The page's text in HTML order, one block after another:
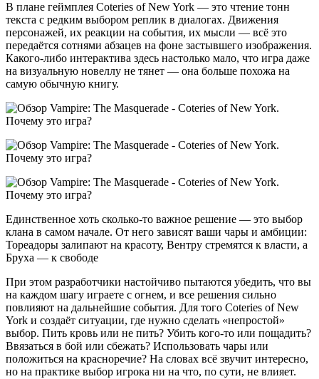
В плане геймплея Coteries of New York — это чтение тонн
текста с редким выбором реплик в диалогах. Движения
персонажей, их реакции на события, их мысли — всё это
передаётся сотнями абзацев на фоне застывшего изображения.
Какого-либо интерактива здесь настолько мало, что игра даже
на визуальную новеллу не тянет — она больше похожа на
самую обычную книгу.
Единственное хоть сколько-то важное решение — это выбор
клана в самом начале. От него зависят ваши чары и амбиции:
Тореадоры залипают на красоту, Вентру стремятся к власти, а
Бруха — к свободе
При этом разработчики настойчиво пытаются убедить, что вы
на каждом шагу играете с огнем, и все решения сильно
повлияют на дальнейшие события. Для того Coteries of New
York и создаёт ситуации, где нужно сделать «непростой»
выбор. Пить кровь или не пить? Убить кого-то или пощадить?
Ввязаться в бой или сбежать? Использовать чары или
положиться на красноречие? На словах всё звучит интересно,
но на практике выбор игрока ни на что, по сути, не влияет.